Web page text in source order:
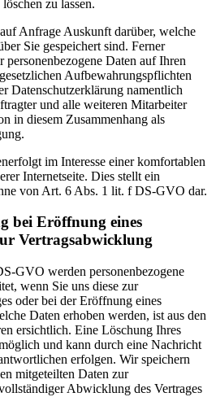
zu lassen.
Anfrage Auskunft darüber, welche
Sie gespeichert sind. Ferner
Daten auf Ihren
Aufbewahrungspflichten
Datenschutzerklärung namentlich
und alle weiteren Mitarbeiter
in diesem Zusammenhang als
im Interesse einer komfortablen
Internetseite. Dies stellt ein
von Art. 6 Abs. 1 lit. f DS-GVO dar.
bei Eröffnung eines
Vertragsabwicklung
GVO werden personenbezogene
wenn Sie uns diese zur
oder bei der Eröffnung eines
Daten erhoben werden, ist aus den
ersichtlich. Eine Löschung Ihres
und kann durch eine Nachricht
erfolgen. Wir speichern
mitgeteilten Daten zur
Abwicklung des Vertrages